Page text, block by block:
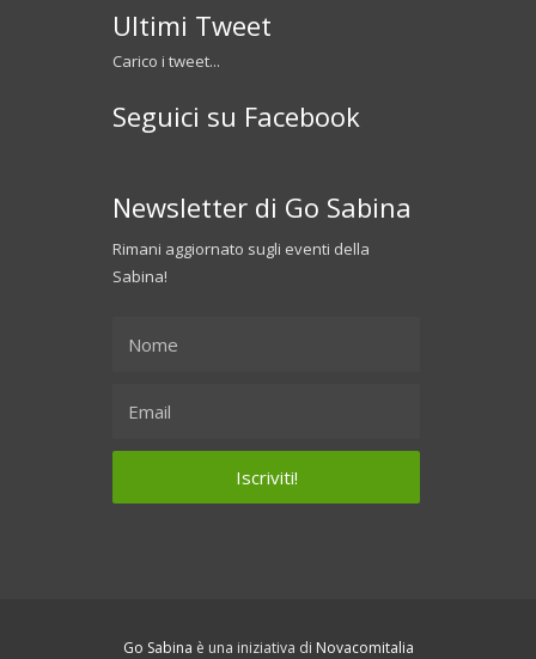
Ultimi Tweet
Carico i tweet...
Seguici su Facebook
Newsletter di Go Sabina
Rimani aggiornato sugli eventi della
Sabina!
Go Sabina è una iniziativa di Novacomitalia